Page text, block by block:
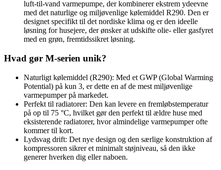
luft-til-vand varmepumpe, der kombinerer ekstrem ydeevne
med det naturlige og miljøvenlige kølemiddel R290. Den er
designet specifikt til det nordiske klima og er den ideelle
løsning for husejere, der ønsker at udskifte olie- eller gasfyret
med en grøn, fremtidssikret løsning.
Hvad gør M-serien unik?
Naturligt kølemiddel (R290): Med et GWP (Global Warming
Potential) på kun 3, er dette en af de mest miljøvenlige
varmepumper på markedet.
Perfekt til radiatorer: Den kan levere en fremløbstemperatur
på op til 75 °C, hvilket gør den perfekt til ældre huse med
eksisterende radiatorer, hvor almindelige varmepumper ofte
kommer til kort.
Lydsvag drift: Det nye design og den særlige konstruktion af
kompressoren sikrer et minimalt støjniveau, så den ikke
generer hverken dig eller naboen.